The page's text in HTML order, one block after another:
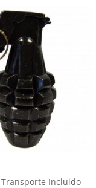
Transporte Incluido